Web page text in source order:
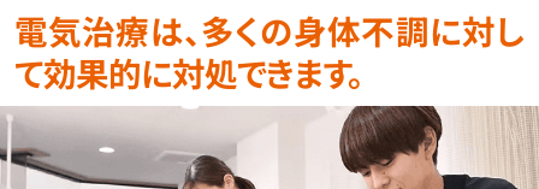
電気治療は、多くの身体不調に対し
て効果的に対処できます。